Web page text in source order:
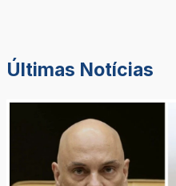
Últimas Notícias